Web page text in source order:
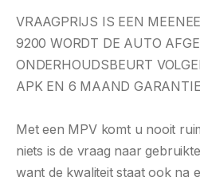
VRAAGPRIJS IS EEN
9200 WORDT DE AUTO
ONDERHOUDSBEURT
APK EN 6 MAAND
Met een MPV komt u nooit
niets is de vraag naar
want de kwaliteit staat ook na